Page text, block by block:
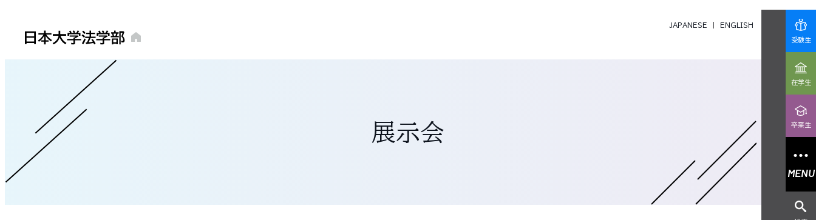
JAPANESE ENGLISH
受験生
在学生
卒業生
MENU
展示会